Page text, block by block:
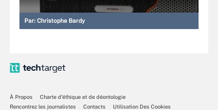
Par: Christophe Bardy
À Propos
Charte d’éthique et de déontologie
Rencontrez les journalistes
Contacts
Utilisation Des Cookies